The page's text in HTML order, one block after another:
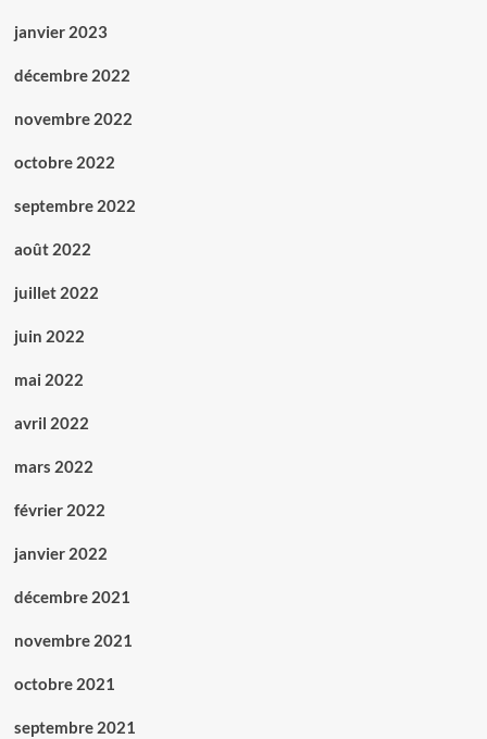
janvier 2023
décembre 2022
novembre 2022
octobre 2022
septembre 2022
août 2022
juillet 2022
juin 2022
mai 2022
avril 2022
mars 2022
février 2022
janvier 2022
décembre 2021
novembre 2021
octobre 2021
septembre 2021